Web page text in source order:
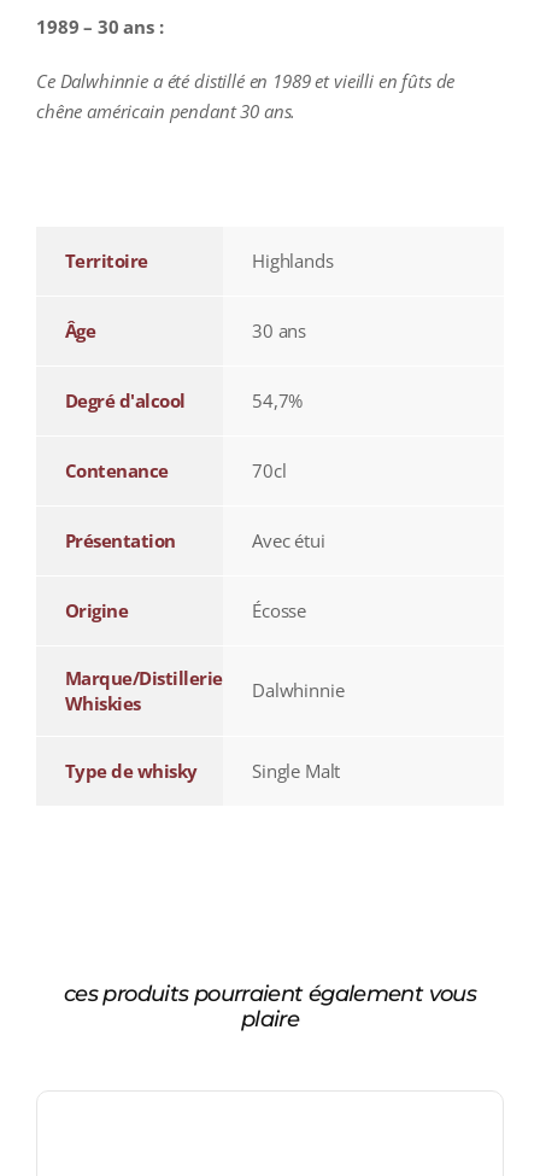
1989 – 30 ans :
Ce Dalwhinnie a été distillé en 1989 et vieilli en fûts de
chêne américain pendant 30 ans.
Territoire Highlands
Âge 30 ans
Degré d'alcool 54,7%
Contenance 70cl
Présentation Avec étui
Origine Écosse
Marque/Distillerie
Whiskies
Dalwhinnie
Type de whisky Single Malt
ces produits pourraient également vous
plaire